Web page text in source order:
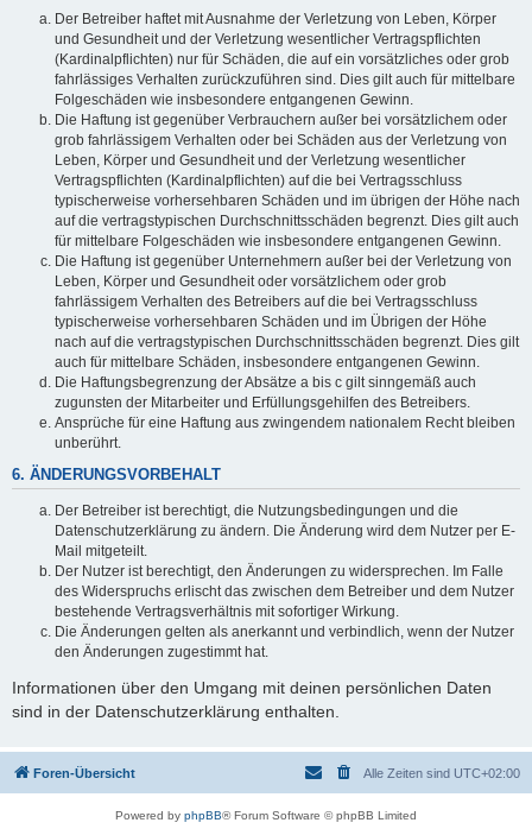
Der Betreiber haftet mit Ausnahme der Verletzung von Leben, Körper
und Gesundheit und der Verletzung wesentlicher Vertragspflichten
(Kardinalpflichten) nur für Schäden, die auf ein vorsätzliches oder grob
fahrlässiges Verhalten zurückzuführen sind. Dies gilt auch für mittelbare
Folgeschäden wie insbesondere entgangenen Gewinn.
Die Haftung ist gegenüber Verbrauchern außer bei vorsätzlichem oder
grob fahrlässigem Verhalten oder bei Schäden aus der Verletzung von
Leben, Körper und Gesundheit und der Verletzung wesentlicher
Vertragspflichten (Kardinalpflichten) auf die bei Vertragsschluss
typischerweise vorhersehbaren Schäden und im übrigen der Höhe nach
auf die vertragstypischen Durchschnittsschäden begrenzt. Dies gilt auch
für mittelbare Folgeschäden wie insbesondere entgangenen Gewinn.
Die Haftung ist gegenüber Unternehmern außer bei der Verletzung von
Leben, Körper und Gesundheit oder vorsätzlichem oder grob
fahrlässigem Verhalten des Betreibers auf die bei Vertragsschluss
typischerweise vorhersehbaren Schäden und im Übrigen der Höhe
nach auf die vertragstypischen Durchschnittsschäden begrenzt. Dies gilt
auch für mittelbare Schäden, insbesondere entgangenen Gewinn.
Die Haftungsbegrenzung der Absätze a bis c gilt sinngemäß auch
zugunsten der Mitarbeiter und Erfüllungsgehilfen des Betreibers.
Ansprüche für eine Haftung aus zwingendem nationalem Recht bleiben
unberührt.
6. ÄNDERUNGSVORBEHALT
Der Betreiber ist berechtigt, die Nutzungsbedingungen und die
Datenschutzerklärung zu ändern. Die Änderung wird dem Nutzer per E-
Mail mitgeteilt.
Der Nutzer ist berechtigt, den Änderungen zu widersprechen. Im Falle
des Widerspruchs erlischt das zwischen dem Betreiber und dem Nutzer
bestehende Vertragsverhältnis mit sofortiger Wirkung.
Die Änderungen gelten als anerkannt und verbindlich, wenn der Nutzer
den Änderungen zugestimmt hat.
Informationen über den Umgang mit deinen persönlichen Daten
sind in der Datenschutzerklärung enthalten.
Foren-Übersicht Alle Zeiten sind UTC+02:00
Powered by phpBB® Forum Software © phpBB Limited